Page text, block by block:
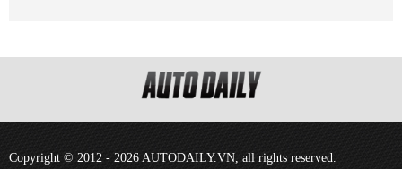
Copyright © 2012 - 2026 AUTODAILY.VN, all rights reserved.